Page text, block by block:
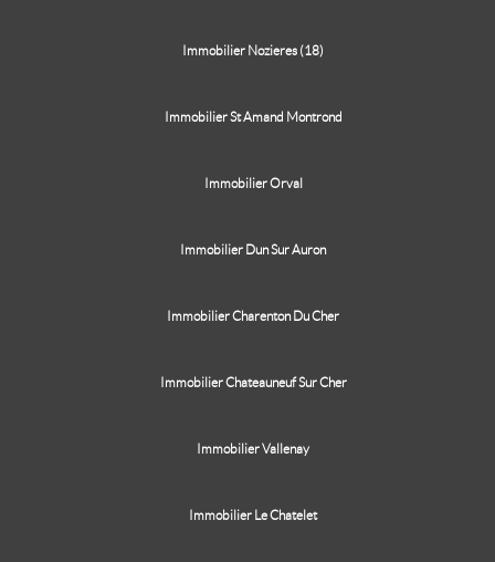
Immobilier Nozieres (18)
Immobilier St Amand Montrond
Immobilier Orval
Immobilier Dun Sur Auron
Immobilier Charenton Du Cher
Immobilier Chateauneuf Sur Cher
Immobilier Vallenay
Immobilier Le Chatelet